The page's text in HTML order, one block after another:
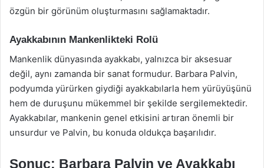
özgün bir görünüm oluşturmasını sağlamaktadır.
Ayakkabının Mankenlikteki Rolü
Mankenlik dünyasında ayakkabı, yalnızca bir aksesuar
değil, aynı zamanda bir sanat formudur. Barbara Palvin,
podyumda yürürken giydiği ayakkabılarla hem yürüyüşünü
hem de duruşunu mükemmel bir şekilde sergilemektedir.
Ayakkabılar, mankenin genel etkisini artıran önemli bir
unsurdur ve Palvin, bu konuda oldukça başarılıdır.
Sonuç: Barbara Palvin ve Ayakkabı